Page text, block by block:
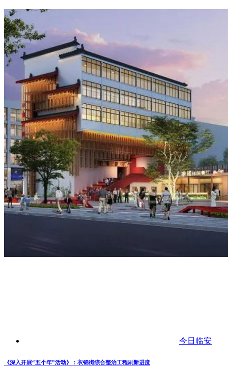
今日临安
《深入开展“五个年”活动》：衣锦街综合整治工程刷新进度